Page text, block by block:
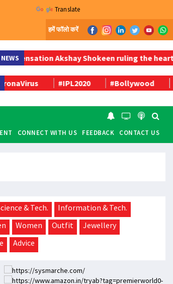
Translate
हमें फॉलो करें
Akshay Shokeen ruling the hearts of youth
#IPL2020 #Bollywood
CONNECT WITH US FEEDBACK CONTACT US
& Tech.
Information & Tech.
Women Outfit
Jewellery
Advice